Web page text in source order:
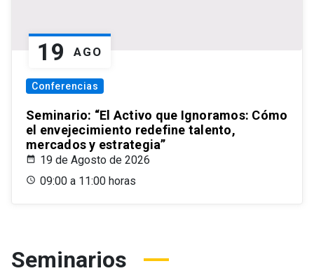
19 AGO
Conferencias
Seminario: “El Activo que Ignoramos: Cómo
el envejecimiento redefine talento,
mercados y estrategia”
19 de Agosto de 2026
09:00 a 11:00 horas
Seminarios